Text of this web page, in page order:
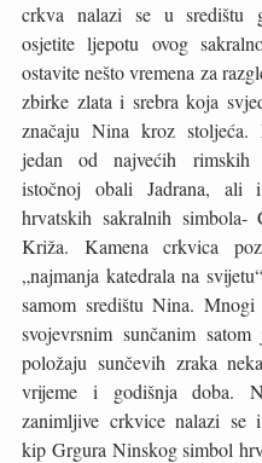
crkva nalazi se u središtu
osjetite ljepotu ovog
ostavite nešto vremena za
zbirke zlata i srebra koja
značaju Nina kroz
jedan od najvećih rimskih
istočnoj obali Jadrana,
hrvatskih sakralnih simbola-
Križa. Kamena crkvica
„najmanja katedrala na
samom središtu Nina.
svojevrsnim sunčanim
položaju sunčevih zraka
vrijeme i godišnja doba.
zanimljive crkvice nalazi se
kip Grgura Ninskog simbol